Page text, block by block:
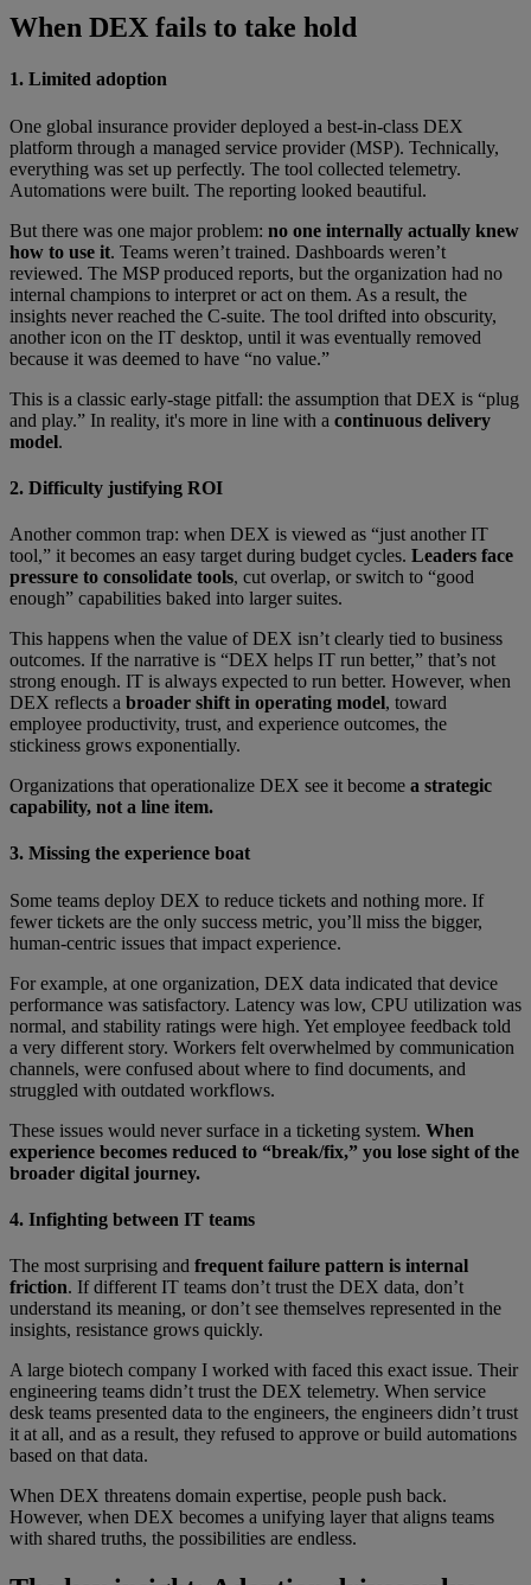
When DEX fails to take hold
1. Limited adoption
One global insurance provider deployed a best-in-class DEX
platform through a managed service provider (MSP). Technically,
everything was set up perfectly. The tool collected telemetry.
Automations were built. The reporting looked beautiful.
But there was one major problem: no one internally actually knew
how to use it. Teams weren’t trained. Dashboards weren’t
reviewed. The MSP produced reports, but the organization had no
internal champions to interpret or act on them. As a result, the
insights never reached the C-suite. The tool drifted into obscurity,
another icon on the IT desktop, until it was eventually removed
because it was deemed to have “no value.”
This is a classic early-stage pitfall: the assumption that DEX is “plug
and play.” In reality, it's more in line with a continuous delivery
model.
2. Difficulty justifying ROI
Another common trap: when DEX is viewed as “just another IT
tool,” it becomes an easy target during budget cycles. Leaders face
pressure to consolidate tools, cut overlap, or switch to “good
enough” capabilities baked into larger suites.
This happens when the value of DEX isn’t clearly tied to business
outcomes. If the narrative is “DEX helps IT run better,” that’s not
strong enough. IT is always expected to run better. However, when
DEX reflects a broader shift in operating model, toward
employee productivity, trust, and experience outcomes, the
stickiness grows exponentially.
Organizations that operationalize DEX see it become a strategic
capability, not a line item.
3. Missing the experience boat
Some teams deploy DEX to reduce tickets and nothing more. If
fewer tickets are the only success metric, you’ll miss the bigger,
human-centric issues that impact experience.
For example, at one organization, DEX data indicated that device
performance was satisfactory. Latency was low, CPU utilization was
normal, and stability ratings were high. Yet employee feedback told
a very different story. Workers felt overwhelmed by communication
channels, were confused about where to find documents, and
struggled with outdated workflows.
These issues would never surface in a ticketing system. When
experience becomes reduced to “break/fix,” you lose sight of the
broader digital journey.
4. Infighting between IT teams
The most surprising and frequent failure pattern is internal
friction. If different IT teams don’t trust the DEX data, don’t
understand its meaning, or don’t see themselves represented in the
insights, resistance grows quickly.
A large biotech company I worked with faced this exact issue. Their
engineering teams didn’t trust the DEX telemetry. When service
desk teams presented data to the engineers, the engineers didn’t trust
it at all, and as a result, they refused to approve or build automations
based on that data.
When DEX threatens domain expertise, people push back.
However, when DEX becomes a unifying layer that aligns teams
with shared truths, the possibilities are endless.